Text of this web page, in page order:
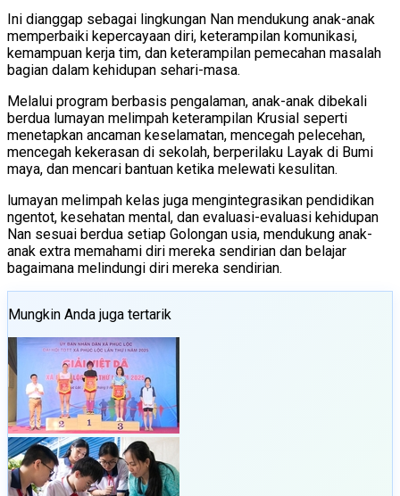
Ini dianggap sebagai lingkungan Nan mendukung anak-anak
memperbaiki kepercayaan diri, keterampilan komunikasi,
kemampuan kerja tim, dan keterampilan pemecahan masalah
bagian dalam kehidupan sehari-masa.
Melalui program berbasis pengalaman, anak-anak dibekali
berdua lumayan melimpah keterampilan Krusial seperti
menetapkan ancaman keselamatan, mencegah pelecehan,
mencegah kekerasan di sekolah, berperilaku Layak di Bumi
maya, dan mencari bantuan ketika melewati kesulitan.
lumayan melimpah kelas juga mengintegrasikan pendidikan
ngentot, kesehatan mental, dan evaluasi-evaluasi kehidupan
Nan sesuai berdua setiap Golongan usia, mendukung anak-
anak extra memahami diri mereka sendirian dan belajar
bagaimana melindungi diri mereka sendirian.
Mungkin Anda juga tertarik